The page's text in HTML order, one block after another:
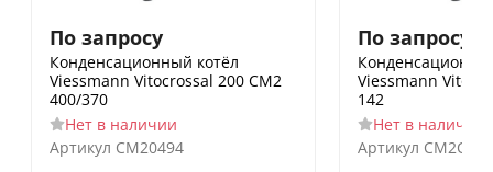
По запросу
Конденсационный котёл
Viessmann Vitocrossal 200 CM2
400/370
Нет в наличии
Артикул CM20494
По запросу
Viessmann
142
Нет в наличии
Артикул CM2C003